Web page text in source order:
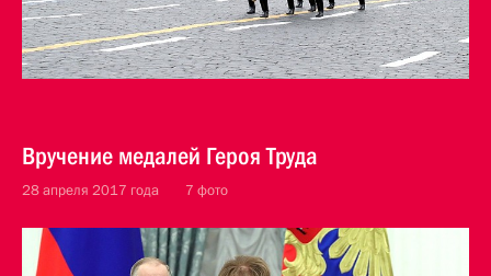
Вручение медалей Героя Труда
28 апреля 2017 года 7 фото